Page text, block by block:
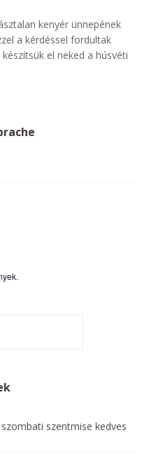
kenyér ünnepének
a kérdéssel fordultak
el neked a húsvéti
szentmise kedves